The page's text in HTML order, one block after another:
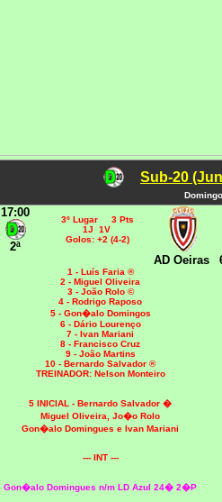
Sub-20
17:00
2ª
3º Lugar 3 Pts
1J 1V
Golos: +2 (4-2)
AD Oeiras
1 - Luís Faria ®
2 - Miguel Oliveira
3 - João Rolo ©
4 - Rodrigo Raposo
5 - Gon�alo Domingos
6 - Dário Lourenço
7 - Ivan Mariani
8 - Francisco Cruz
9 - João Martins
10 - Bernardo Salvador ®
TREINADOR: Nelson Monteiro
5 INICIAL - Bernardo Salvador �
Miguel Oliveira, Jo�o Rolo
Gon�alo Domingues e Ivan Mariani
--- INT ---
Gon�alo Domingues n/m LD Azul 24� 2�P